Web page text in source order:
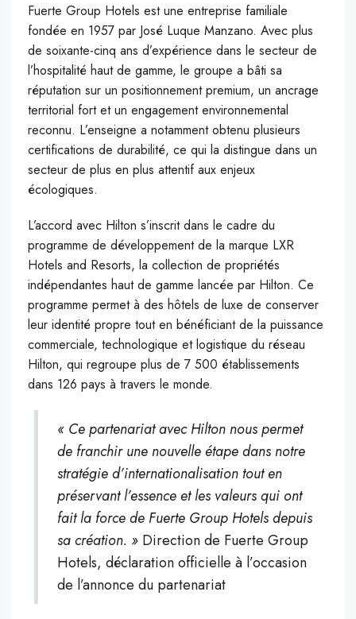
Fuerte Group Hotels est une entreprise familiale
fondée en 1957 par José Luque Manzano. Avec plus
de soixante-cinq ans d’expérience dans le secteur de
l’hospitalité haut de gamme, le groupe a bâti sa
réputation sur un positionnement premium, un ancrage
territorial fort et un engagement environnemental
reconnu. L’enseigne a notamment obtenu plusieurs
certifications de durabilité, ce qui la distingue dans un
secteur de plus en plus attentif aux enjeux
écologiques.
L’accord avec Hilton s’inscrit dans le cadre du
programme de développement de la marque LXR
Hotels and Resorts, la collection de propriétés
indépendantes haut de gamme lancée par Hilton. Ce
programme permet à des hôtels de luxe de conserver
leur identité propre tout en bénéficiant de la puissance
commerciale, technologique et logistique du réseau
Hilton, qui regroupe plus de 7 500 établissements
dans 126 pays à travers le monde.
« Ce partenariat avec Hilton nous permet
de franchir une nouvelle étape dans notre
stratégie d’internationalisation tout en
préservant l’essence et les valeurs qui ont
fait la force de Fuerte Group Hotels depuis
sa création. » Direction de Fuerte Group
Hotels, déclaration officielle à l’occasion
de l’annonce du partenariat